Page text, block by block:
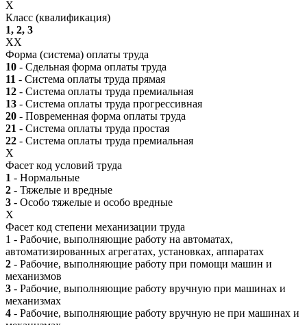
X
Класс (квалификация)
1, 2, 3
XX
Форма (система) оплаты труда
10 - Сдельная форма оплаты труда
11 - Система оплаты труда прямая
12 - Система оплаты труда премиальная
13 - Система оплаты труда прогрессивная
20 - Повременная форма оплаты труда
21 - Система оплаты труда простая
22 - Система оплаты труда премиальная
X
Фасет код условий труда
1 - Нормальные
2 - Тяжелые и вредные
3 - Особо тяжелые и особо вредные
X
Фасет код степени механизации труда
1 - Рабочие, выполняющие работу на автоматах,
автоматизированных агрегатах, установках, аппаратах
2 - Рабочие, выполняющие работу при помощи машин и
механизмов
3 - Рабочие, выполняющие работу вручную при машинах и
механизмах
4 - Рабочие, выполняющие работу вручную не при машинах и